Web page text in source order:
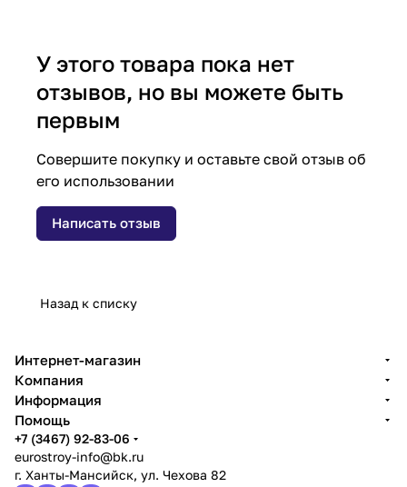
У этого товара пока нет
отзывов, но вы можете быть
первым
Совершите покупку и оставьте свой отзыв об
его использовании
Написать отзыв
Назад к списку
Интернет-магазин
Компания
Информация
Помощь
+7 (3467) 92-83-06
eurostroy-info@bk.ru
г. Ханты-Мансийск, ул. Чехова 82